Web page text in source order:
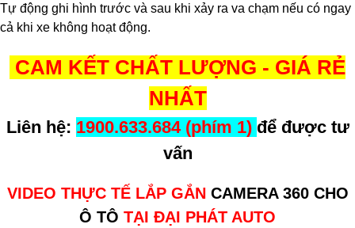
Tự động ghi hình trước và sau khi xảy ra va chạm nếu có ngay
cả khi xe không hoạt động.
CAM KẾT CHẤT LƯỢNG - GIÁ RẺ
NHẤT
Liên hệ: 1900.633.684 (phím 1) để được tư
vấn
VIDEO THỰC TẾ LẮP GẮN CAMERA 360 CHO
Ô TÔ TẠI ĐẠI PHÁT AUTO